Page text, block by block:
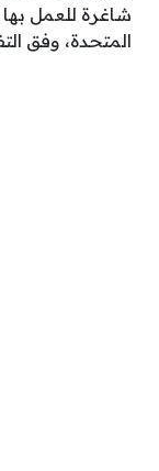
شاغرة للعمل بها
المتحدة، وفق